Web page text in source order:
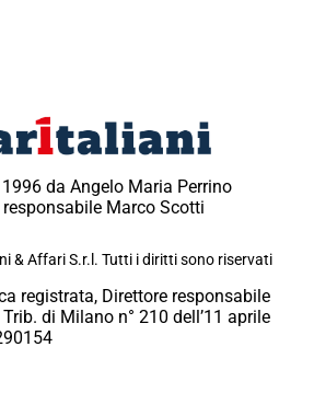
da Angelo Maria Perrino
responsabile Marco Scotti
& Affari S.r.l. Tutti i diritti sono riservati
registrata, Direttore responsabile
di Milano n° 210 dell’11 aprile